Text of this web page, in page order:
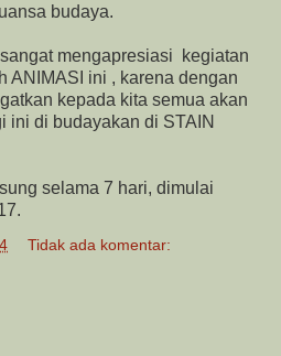
budaya.
mengapresiasi kegiatan
ANIMASI ini , karena dengan
kepada kita semua akan
ini di budayakan di STAIN
selama 7 hari, dimulai
Tidak ada komentar: